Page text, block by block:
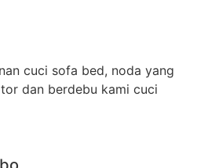
cuci sofa bed, noda yang
dan berdebu kami cuci